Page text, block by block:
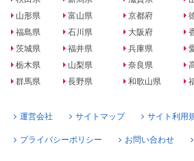
山形県
福島県
茨城県
栃木県
群馬県
富山県
石川県
福井県
山梨県
長野県
京都府
大阪府
兵庫県
奈良県
和歌山県
運営会社 サイトマップ サイト利用
プライバシーポリシー お問い合わせ